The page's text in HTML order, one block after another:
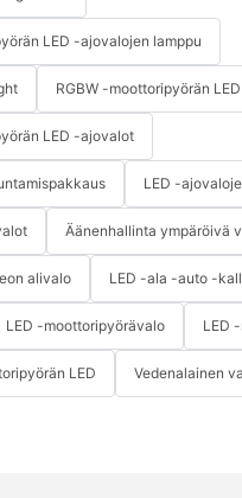
LED -ajovalojen lamppu
RGBW -moottoripyörän
LED -ajovalot
LED -
Äänenhallinta ympäröivä
alivalo LED -ala -auto -
LED -moottoripyörävalo LED
LED Vedenalainen